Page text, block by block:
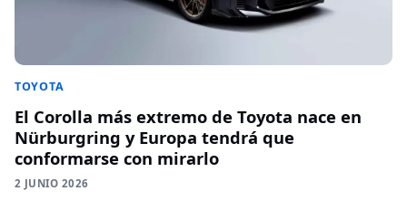
TOYOTA
El Corolla más extremo de Toyota nace en
Nürburgring y Europa tendrá que
conformarse con mirarlo
2 JUNIO 2026